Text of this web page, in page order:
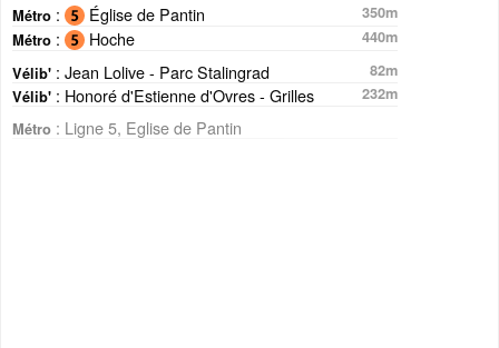
Métro : Église de Pantin
350m
Métro : Hoche
440m
Vélib' : Jean Lolive - Parc Stalingrad
82m
Vélib' : Honoré d'Estienne d'Ovres - Grilles
232m
Métro : Ligne 5, Eglise de Pantin